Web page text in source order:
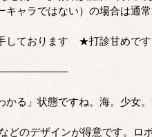
キャラではない）の場合は通
手しております ★打診甘めで
かる」状態ですね。海。少女
どのデザインが得意です。ロ